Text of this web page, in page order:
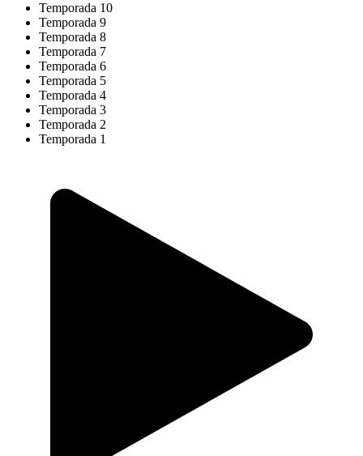
Temporada 10
Temporada 9
Temporada 8
Temporada 7
Temporada 6
Temporada 5
Temporada 4
Temporada 3
Temporada 2
Temporada 1